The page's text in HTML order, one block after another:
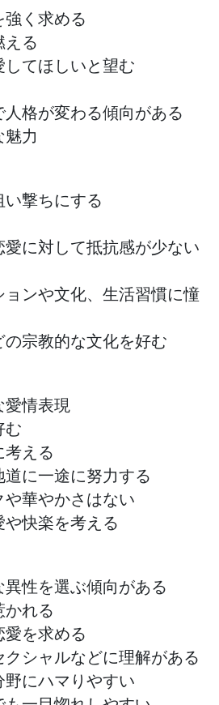
く求める
える
てほしいと望む
格が変わる傾向がある
魅力
撃ちにする
に対して抵抗感が少ない
ンや文化、生活習慣に憧
宗教的な文化を好む
愛情表現
む
える
に一途に努力する
や華やかさはない
快楽を考える
性を選ぶ傾向がある
れる
を求める
シャルなどに理解がある
にハマりやすい